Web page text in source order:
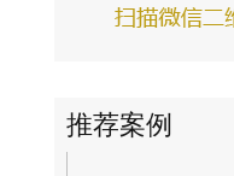
推荐案例